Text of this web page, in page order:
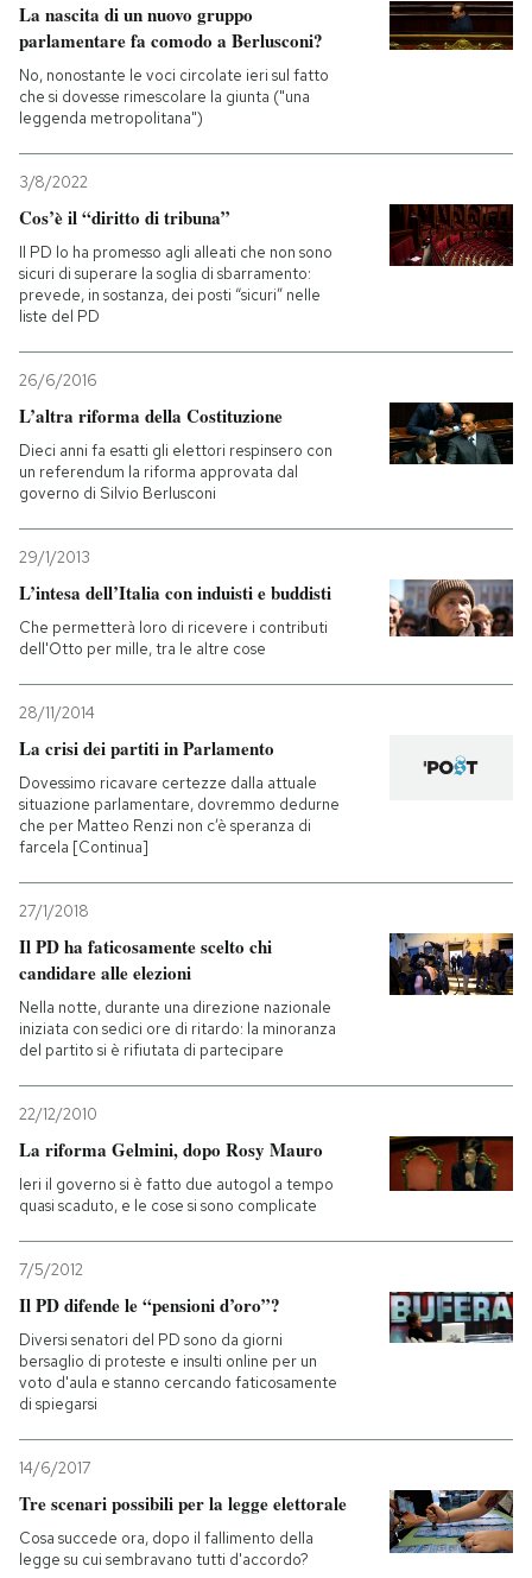
La nascita di un nuovo gruppo
parlamentare fa comodo a Berlusconi?
No, nonostante le voci circolate ieri sul fatto
che si dovesse rimescolare la giunta ("una
leggenda metropolitana")
3/8/2022
Cos’è il “diritto di tribuna”
Il PD lo ha promesso agli alleati che non sono
sicuri di superare la soglia di sbarramento:
prevede, in sostanza, dei posti “sicuri” nelle
liste del PD
26/6/2016
L’altra riforma della Costituzione
Dieci anni fa esatti gli elettori respinsero con
un referendum la riforma approvata dal
governo di Silvio Berlusconi
29/1/2013
L’intesa dell’Italia con induisti e buddisti
Che permetterà loro di ricevere i contributi
dell'Otto per mille, tra le altre cose
28/11/2014
La crisi dei partiti in Parlamento
Dovessimo ricavare certezze dalla attuale
situazione parlamentare, dovremmo dedurne
che per Matteo Renzi non c’è speranza di
farcela [Continua]
27/1/2018
Il PD ha faticosamente scelto chi
candidare alle elezioni
Nella notte, durante una direzione nazionale
iniziata con sedici ore di ritardo: la minoranza
del partito si è rifiutata di partecipare
22/12/2010
La riforma Gelmini, dopo Rosy Mauro
Ieri il governo si è fatto due autogol a tempo
quasi scaduto, e le cose si sono complicate
7/5/2012
Il PD difende le “pensioni d’oro”?
Diversi senatori del PD sono da giorni
bersaglio di proteste e insulti online per un
voto d'aula e stanno cercando faticosamente
di spiegarsi
14/6/2017
Tre scenari possibili per la legge elettorale
Cosa succede ora, dopo il fallimento della
legge su cui sembravano tutti d'accordo?